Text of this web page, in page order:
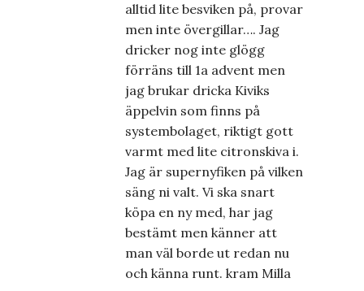
alltid lite besviken på, provar
men inte övergillar…. Jag
dricker nog inte glögg
förräns till 1a advent men
jag brukar dricka Kiviks
äppelvin som finns på
systembolaget, riktigt gott
varmt med lite citronskiva i.
Jag är supernyfiken på vilken
säng ni valt. Vi ska snart
köpa en ny med, har jag
bestämt men känner att
man väl borde ut redan nu
och känna runt. kram Milla